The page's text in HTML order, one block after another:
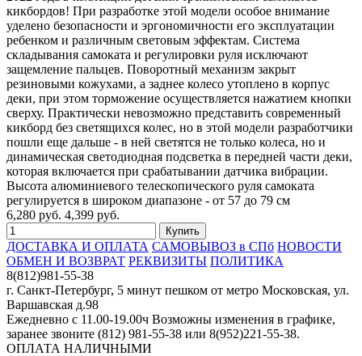
кикбордов! При разработке этой модели особое внимание
уделено безопасности и эргономичности его эксплуатации
ребенком и различным световым эффектам. Система
складывания самоката и регулировки руля исключают
защемление пальцев. Поворотный механизм закрыт
резиновыми кожухами, а заднее колесо утоплено в корпус
деки, при этом торможение осуществляется нажатием кнопки
сверху. Практически невозможно представить современный
кикборд без светящихся колес, но в этой модели разработчики
пошли еще дальше - в ней светятся не только колеса, но и
динамическая светодиодная подсветка в передней части деки,
которая включается при срабатывании датчика вибрации.
Высота алюминиевого телескопического руля самоката
регулируется в широком диапазоне - от 57 до 79 см
6,280 руб. 4,399 руб.
ДОСТАВКА И ОПЛАТА САМОВЫВОЗ в СПб НОВОСТИ
ОБМЕН И ВОЗВРАТ РЕКВИЗИТЫ ПОЛИТИКА
8(812)981-55-38
г. Санкт-Петербург, 5 минут пешком от метро Московская, ул.
Варшавская д.98
Ежедневно c 11.00-19.00ч Возможны изменения в графике,
заранее звоните (812) 981-55-38 или 8(952)221-55-38.
ОПЛАТА НАЛИЧНЫМИ